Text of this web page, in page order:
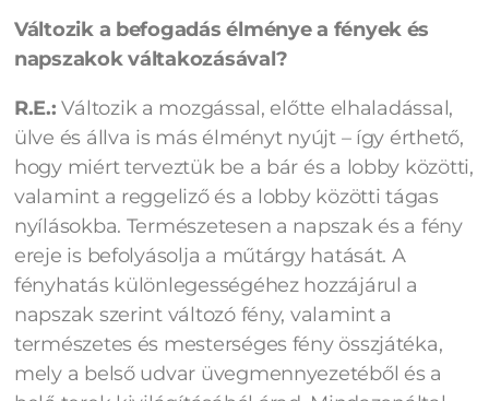
Változik a befogadás élménye a fények és
napszakok váltakozásával?
R.E.:Változik a mozgással, előtte elhaladással,
ülve és állva is más élményt nyújt – így érthető,
hogy miért terveztük be a bár és a lobby közötti,
valamint a reggeliző és a lobby közötti tágas
nyílásokba. Természetesen a napszak és a fény
ereje is befolyásolja a műtárgy hatását. A
fényhatás különlegességéhez hozzájárul a
napszak szerint változó fény, valamint a
természetes és mesterséges fény összjátéka,
mely a belső udvar üvegmennyezetéből és a